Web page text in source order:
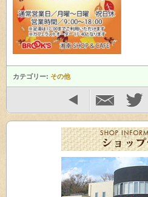
カテゴリー: その他